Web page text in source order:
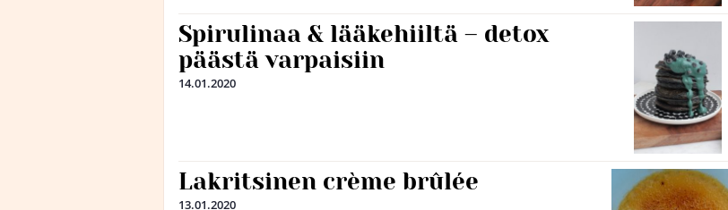
Spirulinaa & lääkehiiltä – detox
päästä varpaisiin
14.01.2020
Lakritsinen crème brûlée
13.01.2020